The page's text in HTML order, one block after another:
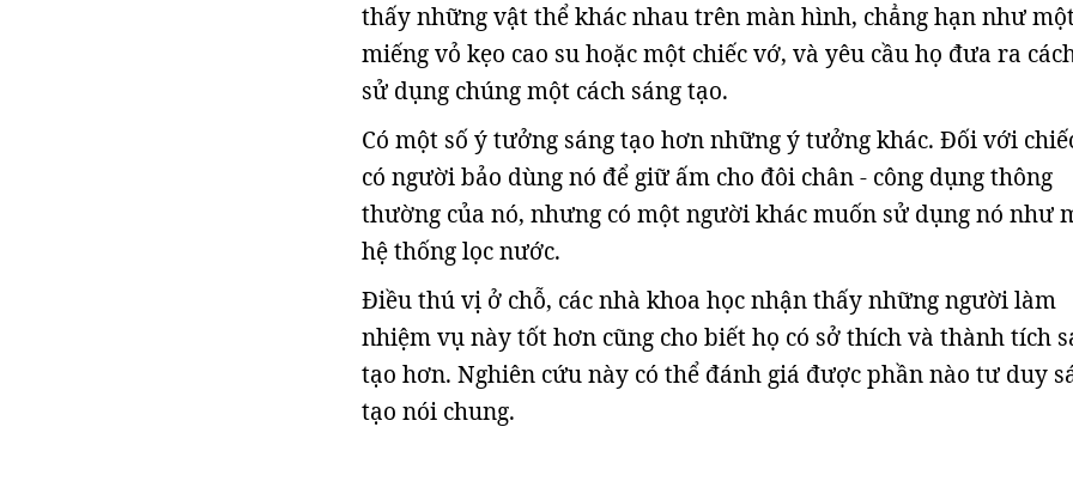
thấy những vật thể khác nhau trên màn hình, chẳng hạn như
miếng vỏ kẹo cao su hoặc một chiếc vớ, và yêu cầu họ đưa ra
sử dụng chúng một cách sáng tạo.
Có một số ý tưởng sáng tạo hơn những ý tưởng khác. Đối với
có người bảo dùng nó để giữ ấm cho đôi chân - công dụng thông
thường của nó, nhưng có một người khác muốn sử dụng nó như
hệ thống lọc nước.
Điều thú vị ở chỗ, các nhà khoa học nhận thấy những người làm
nhiệm vụ này tốt hơn cũng cho biết họ có sở thích và thành tích
tạo hơn. Nghiên cứu này có thể đánh giá được phần nào tư duy
tạo nói chung.